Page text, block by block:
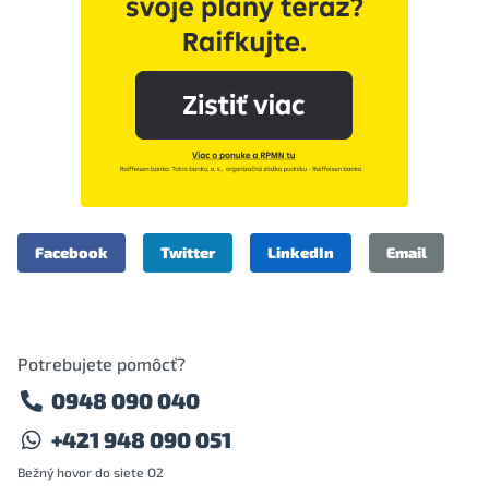
Facebook Twitter LinkedIn Email
Potrebujete pomôcť?
0948 090 040
+421 948 090 051
Bežný hovor do siete O2